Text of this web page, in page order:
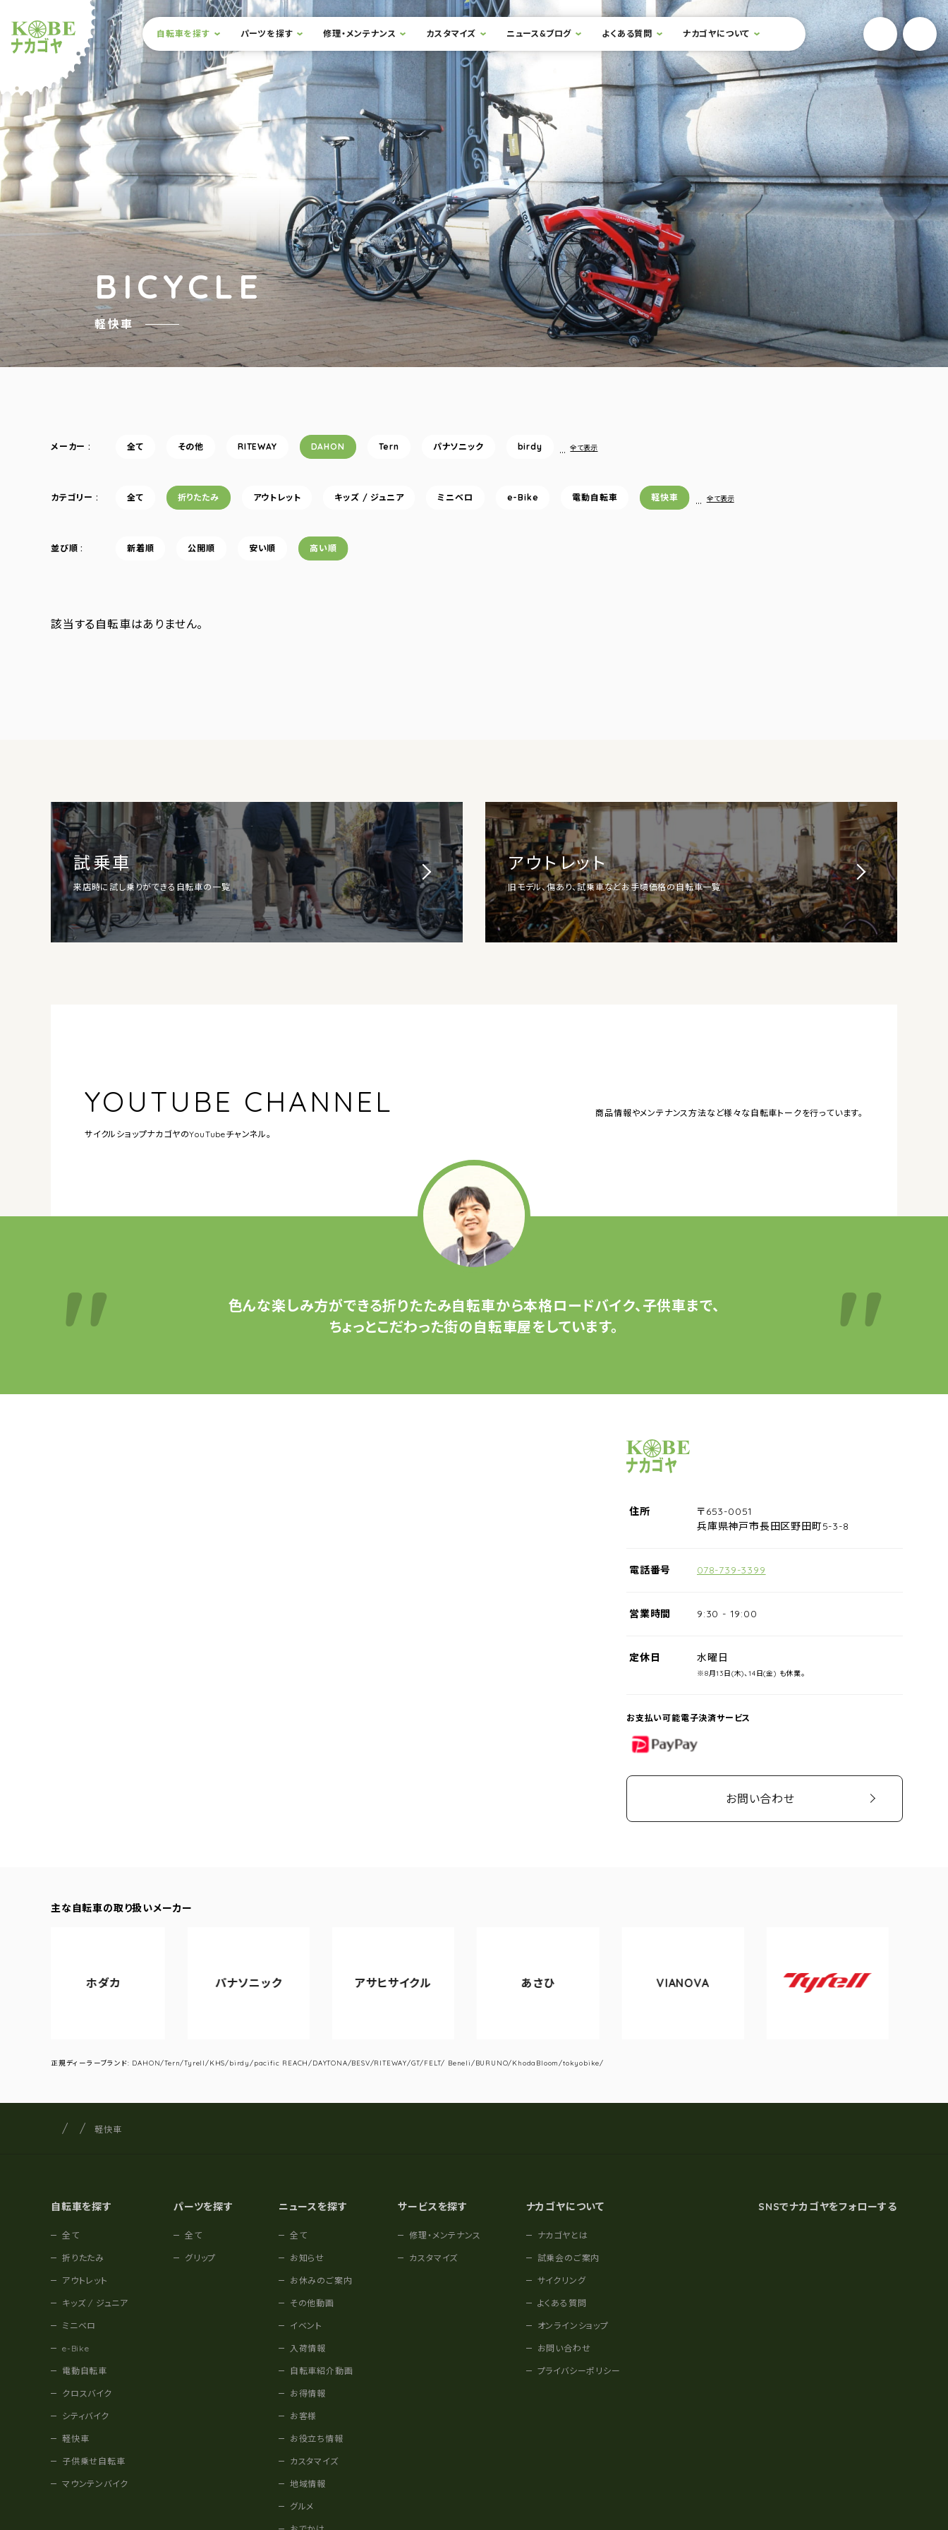
ショップナカゴヤ
サイト内メニュー
本文までスキップ
自転車を探す パーツを探す 修理・メンテナンス カスタマイズ ニュース&ブログ よくある質問 ナカゴヤについて 検索フォームを開閉する YouTube
BICYCLE
軽快車
メーカー 全て その他 RITEWAY DAHON Tern パナソニック birdy … 全て表示
カテゴリー 全て 折りたたみ アウトレット キッズ / ジュニア ミニベロ e-Bike 電動自転車 軽快車 … 全て表示
並び順 新着順 公開順 安い順 高い順
該当する自転車はありません。
試乗車
来店時に試し乗りができる自転車の一覧
アウトレット
旧モデル、傷あり、試乗車などお手頃価格の自転車一覧
YOUTUBE CHANNEL
サイクルショップナカゴヤのYouTubeチャンネル。
商品情報やメンテナンス方法など様々な自転車トークを行っています。
色んな楽しみ方ができる折りたたみ自転車から本格ロードバイク、子供車まで、
ちょっとこだわった街の自転車屋をしています。
サイクルショップナカゴヤ
住所
〒653-0051
兵庫県神戸市長田区野田町5-3-8
電話番号 078-739-3399
営業時間 9:30 - 19:00
定休日 水曜日
※8月13日(木)、14日(金) も休業。
お支払い可能電子決済サービス
PayPay
お問い合わせ
主な自転車の取り扱いメーカー
アサヒサイクル
Tyrell
正規ディーラーブランド: DAHON/Tern/Tyrell/KHS/birdy/pacific REACH/DAYTONA/BESV/RITEWAY/GT/FELT/ Beneli/BURUNO/KhodaBloom/tokyobike/
サイト内の現在地
サイクルショップナカゴヤ
軽快車
自転車を探す
全て
折りたたみ
アウトレット
キッズ / ジュニア
ミニベロ
e-Bike
電動自転車
クロスバイク
シティバイク
軽快車
子供乗せ自転車
マウンテンバイク
パーツを探す
全て
グリップ
ニュースを探す
全て
お知らせ
お休みのご案内
その他動画
イベント
入荷情報
自転車紹介動画
お得情報
お客様
お役立ち情報
カスタマイズ
地域情報
グルメ
サービスを探す
修理・メンテナンス
カスタマイズ
ナカゴヤについて
ナカゴヤとは
試乗会のご案内
サイクリング
よくある質問
オンラインショップ
お問い合わせ
プライバシーポリシー
SNSでナカゴヤをフォローする